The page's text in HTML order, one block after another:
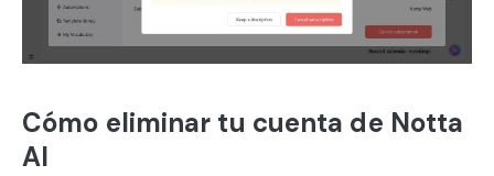
Cómo eliminar tu cuenta de Notta
AI